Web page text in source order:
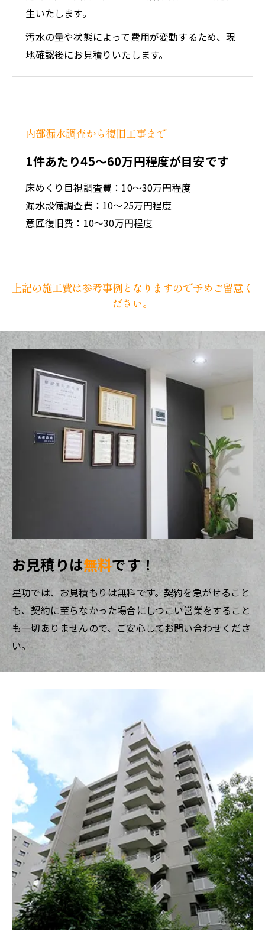
生いたします。
汚水の量や状態によって費用が変動するため、現
地確認後にお見積りいたします。
内部漏水調査から復旧工事まで
1件あたり45～60万円程度が目安です
床めくり目視調査費：10～30万円程度
漏水設備調査費：10～25万円程度
意匠復旧費：10～30万円程度
上記の施工費は参考事例となりますので予めご留意く
ださい。
お見積りは無料です！
星功では、お見積もりは無料です。契約を急がせること
も、契約に至らなかった場合にしつこい営業をすること
も一切ありませんので、ご安心してお問い合わせくださ
い。